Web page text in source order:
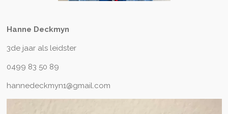
Hanne Deckmyn
3de jaar als leidster
0499 83 50 89
hannedeckmyn1@gmail.com